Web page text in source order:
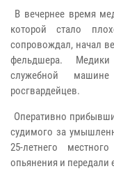
В вечернее время
которой стало
сопровождал, начал
фельдшера.
служебной
росгвардейцев.
Оперативно
судимого за
25-летнего
опьянения и передали